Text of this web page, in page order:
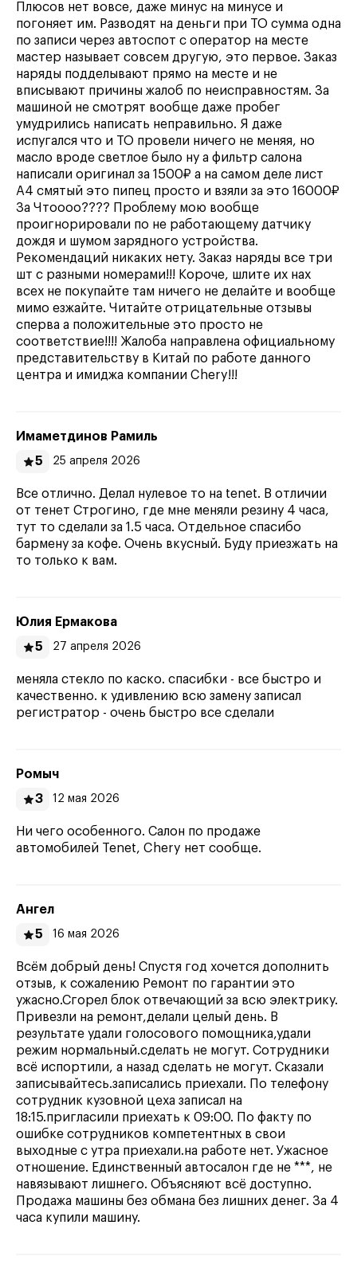
Плюсов нет вовсе, даже минус на минусе и
погоняет им. Разводят на деньги при ТО сумма одна
по записи через автоспот с оператор на месте
мастер называет совсем другую, это первое. Заказ
наряды подделывают прямо на месте и не
вписывают причины жалоб по неисправностям. За
машиной не смотрят вообще даже пробег
умудрились написать неправильно. Я даже
испугался что и ТО провели ничего не меняя, но
масло вроде светлое было ну а фильтр салона
написали оригинал за 1500₽ а на самом деле лист
А4 смятый это пипец просто и взяли за это 16000₽
За Чтоооо???? Проблему мою вообще
проигнорировали по не работающему датчику
дождя и шумом зарядного устройства.
Рекомендаций никаких нету. Заказ наряды все три
шт с разными номерами!!! Короче, шлите их нах
всех не покупайте там ничего не делайте и вообще
мимо езжайте. Читайте отрицательные отзывы
сперва а положительные это просто не
соответствие!!!! Жалоба направлена официальному
представительству в Китай по работе данного
центра и имиджа компании Chery!!!
Имаметдинов Рамиль
5
25 апреля 2026
Все отлично. Делал нулевое то на tenet. В отличии
от тенет Строгино, где мне меняли резину 4 часа,
тут то сделали за 1.5 часа. Отдельное спасибо
бармену за кофе. Очень вкусный. Буду приезжать на
то только к вам.
Юлия Ермакова
5
27 апреля 2026
меняла стекло по каско. спасибки - все быстро и
качественно. к удивлению всю замену записал
регистратор - очень быстро все сделали
Ромыч
3
12 мая 2026
Ни чего особенного. Салон по продаже
автомобилей Tenet, Chery нет сообще.
Ангел
5
16 мая 2026
Всём добрый день! Спустя год хочется дополнить
отзыв, к сожалению Ремонт по гарантии это
ужасно.Сгорел блок отвечающий за всю электрику.
Привезли на ремонт,делали целый день. В
результате удали голосового помощника,удали
режим нормальный.сделать не могут. Сотрудники
всё испортили, а назад сделать не могут. Сказали
записывайтесь.записались приехали. По телефону
сотрудник кузовной цеха записал на
18:15.пригласили приехать к 09:00. По факту по
ошибке сотрудников компетентных в свои
выходные с утра приехали.на работе нет. Ужасное
отношение. Единственный автосалон где не ***, не
навязывают лишнего. Объясняют всё доступно.
Продажа машины без обмана без лишних денег. За 4
часа купили машину.